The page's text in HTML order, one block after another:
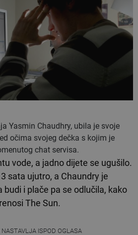
Yasmin Chaudhry, ubila je svoje
očima svojeg dečka s kojim je
chat servisa.
vode, a jadno dijete se ugušilo.
sata ujutro, a Chaundry je
budi i plače pa se odlučila, kako
The Sun.
NASTAVLJA ISPOD OGLASA